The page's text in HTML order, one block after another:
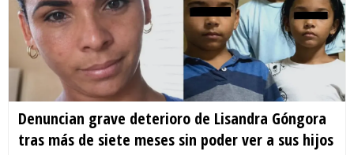
Denuncian grave deterioro de Lisandra Góngora
tras más de siete meses sin poder ver a sus hijos